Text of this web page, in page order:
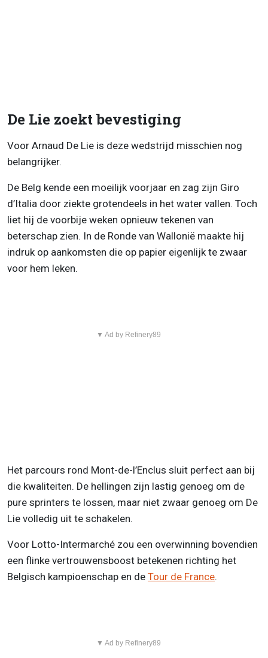
De Lie zoekt bevestiging
Voor Arnaud De Lie is deze wedstrijd misschien nog
belangrijker.
De Belg kende een moeilijk voorjaar en zag zijn Giro
d’Italia door ziekte grotendeels in het water vallen. Toch
liet hij de voorbije weken opnieuw tekenen van
beterschap zien. In de Ronde van Wallonië maakte hij
indruk op aankomsten die op papier eigenlijk te zwaar
voor hem leken.
▼ Ad by Refinery89
Het parcours rond Mont-de-l’Enclus sluit perfect aan bij
die kwaliteiten. De hellingen zijn lastig genoeg om de
pure sprinters te lossen, maar niet zwaar genoeg om De
Lie volledig uit te schakelen.
Voor Lotto-Intermarché zou een overwinning bovendien
een flinke vertrouwensboost betekenen richting het
Belgisch kampioenschap en de Tour de France.
▼ Ad by Refinery89